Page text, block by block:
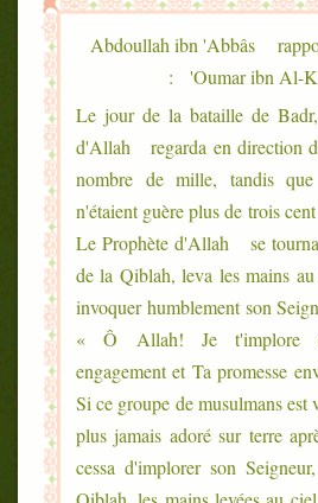
'Abdoullah ibn 'Abbâs
'Oumar ibn Al-
« Le jour de la bataille de
d'Allah regarda en direction
nombre de mille, tandis que
n'étaient guère plus de trois
Le Prophète d'Allah se
de la Qiblah, leva les mains
invoquer humblement son
« Ô Allah! Je t'implore
engagement et Ta promesse
Si ce groupe de musulmans est
plus jamais adoré sur terre
cessa d'implorer son